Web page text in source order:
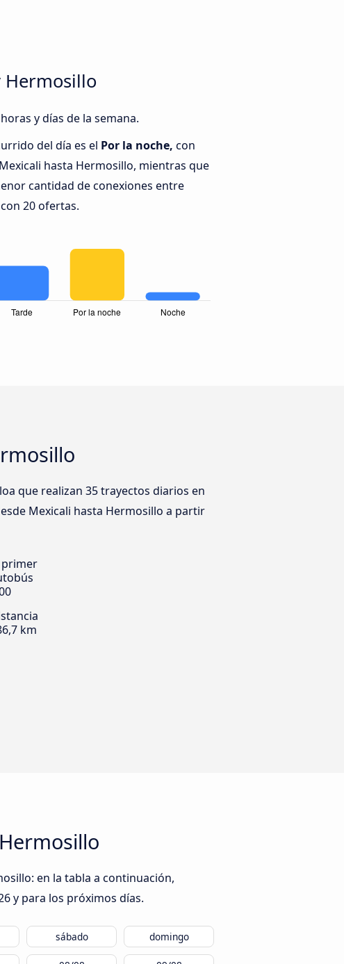
Hermosillo
y días de la semana.
del día es el Por la noche, con
hasta Hermosillo, mientras que
cantidad de conexiones entre
20 ofertas.
que realizan 35 trayectos diarios en
Mexicali hasta Hermosillo a partir
primer
km
en la tabla a continuación,
y para los próximos días.
sábado domingo